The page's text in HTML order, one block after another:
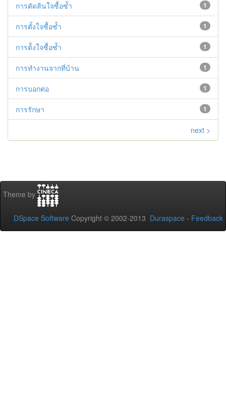
1
การตัดสินใจซื้อซ้ำ
1
การตั้งใจซื้อซ้ำ
1
การต้ังใจซื้อซ้ำ
1
การทำงานจากที่บ้าน
1
การบอกต่อ
1
การรักษา
next >
Theme by
DSpace Software Copyright © 2002-2013 Duraspace - Feedback